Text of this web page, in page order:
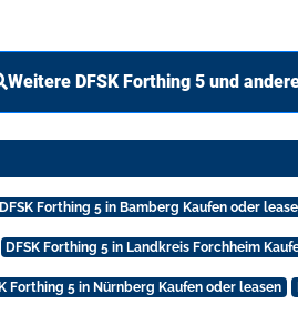
Weitere DFSK Forthing 5 und
DFSK Forthing 5 in Bamberg Kaufen oder
DFSK Forthing 5 in Landkreis Forchheim
Forthing 5 in Nürnberg Kaufen oder leasen